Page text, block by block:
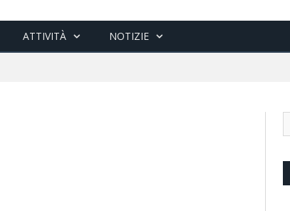
ATTIVITÀ NOTIZIE